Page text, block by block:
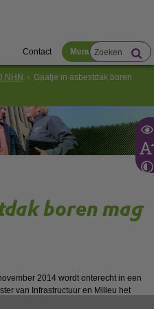
Contact Menu
NHN
Gaatje in asbestdak boren
boren mag
2014 wordt onterecht in een
van Infrastructuur en Milieu het